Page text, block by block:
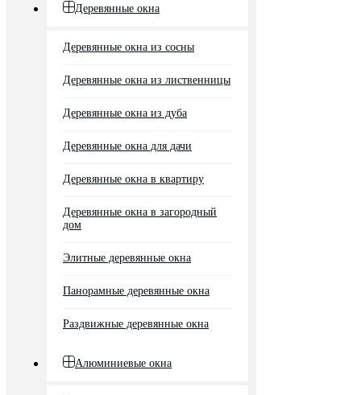
Деревянные окна
Деревянные окна из сосны
Деревянные окна из лиственницы
Деревянные окна из дуба
Деревянные окна для дачи
Деревянные окна в квартиру
Деревянные окна в загородный
дом
Элитные деревянные окна
Панорамные деревянные окна
Раздвижные деревянные окна
Алюминиевые окна